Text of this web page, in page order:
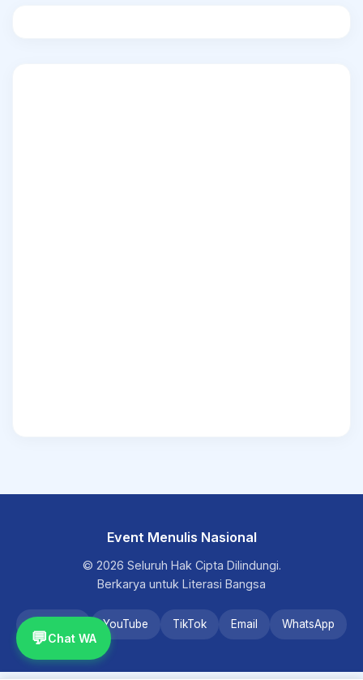
Event Menulis Nasional
© 2026 Seluruh Hak Cipta Dilindungi.
Berkarya untuk Literasi Bangsa
YouTube TikTok Email WhatsApp
💬Chat WA